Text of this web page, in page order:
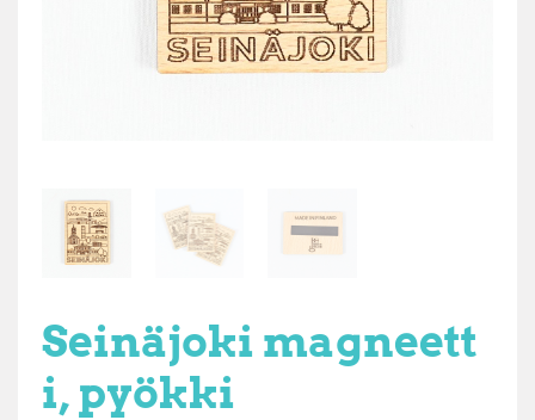
Seinäjoki magneett
i, pyökki